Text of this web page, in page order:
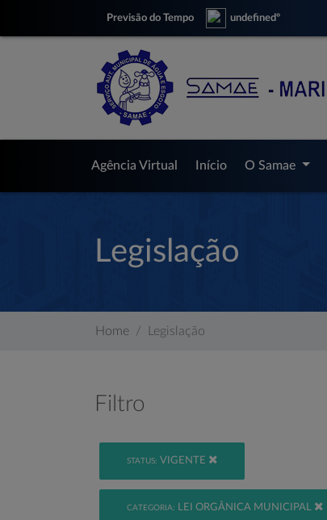
Previsão do Tempo undefinedº
Agência Virtual Início O Samae
Legislação
Home Legislação
Filtro
STATUS: VIGENTE
CATEGORIA: LEI ORGÂNICA MUNICIPAL